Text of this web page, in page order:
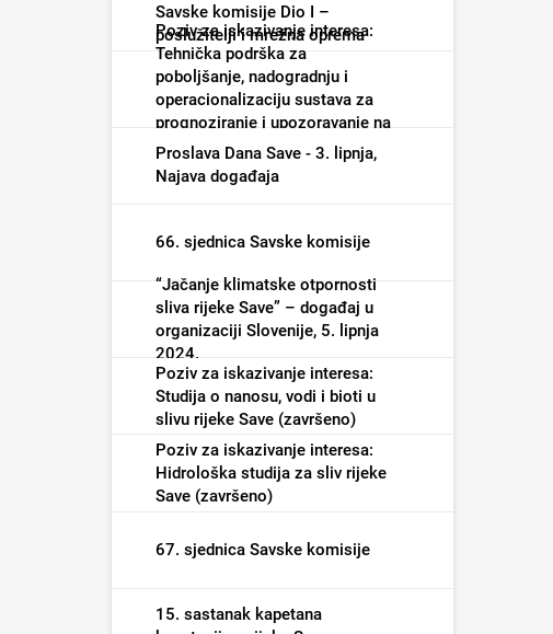
Savske komisije Dio I –
poslužitelji i mrežna oprema
(završeno)
Poziv za iskazivanje interesa:
Tehnička podrška za
poboljšanje, nadogradnju i
operacionalizaciju sustava za
prognoziranje i upozoravanje na
poplave i male vode (završeno)
Proslava Dana Save - 3. lipnja,
Najava događaja
66. sjednica Savske komisije
“Jačanje klimatske otpornosti
sliva rijeke Save” – događaj u
organizaciji Slovenije, 5. lipnja
2024.
Poziv za iskazivanje interesa:
Studija o nanosu, vodi i bioti u
slivu rijeke Save (završeno)
Poziv za iskazivanje interesa:
Hidrološka studija za sliv rijeke
Save (završeno)
67. sjednica Savske komisije
15. sastanak kapetana